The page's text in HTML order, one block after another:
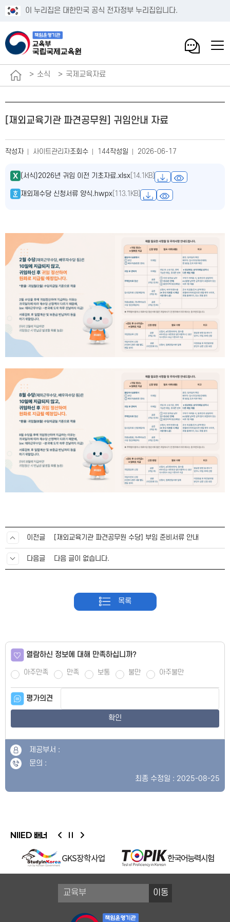
이 누리집은 대한민국 공식 전자정부 누리집입니다.
소식 국제교육자료
[재외교육기관 파견공무원] 귀임안내 자료
작성자 사이트관리자조회수 144작성일 2026-06-17
(서식)2026년 귀임 이전 기초자료.xlsx [14.1KB]
재외제수당 신청서류 양식.hwpx [113.1KB]
이전글 [재외교육기관 파견공무원 수당] 부임 준비서류 안내
다음글 다음 글이 없습니다.
목록
열람하신 정보에 대해 만족하십니까?
아주만족 만족 보통 불만 아주불만
평가의견
확인
제공부서 :
문의 :
최종 수정일 : 2025-08-25
NIIED 배너
이동